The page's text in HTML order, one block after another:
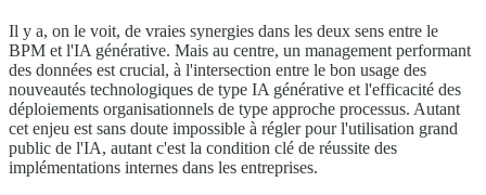
Il y a, on le voit, de vraies synergies dans les deux sens entre le
BPM et l'IA générative. Mais au centre, un management performant
des données est crucial, à l'intersection entre le bon usage des
nouveautés technologiques de type IA générative et l'efficacité des
déploiements organisationnels de type approche processus. Autant
cet enjeu est sans doute impossible à régler pour l'utilisation grand
public de l'IA, autant c'est la condition clé de réussite des
implémentations internes dans les entreprises.